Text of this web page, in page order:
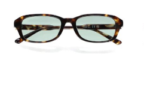
Інші кольори